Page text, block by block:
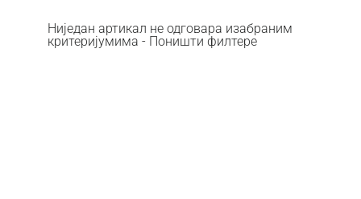
Ниједан артикал не одговара изабраним
критеријумима - Поништи филтере